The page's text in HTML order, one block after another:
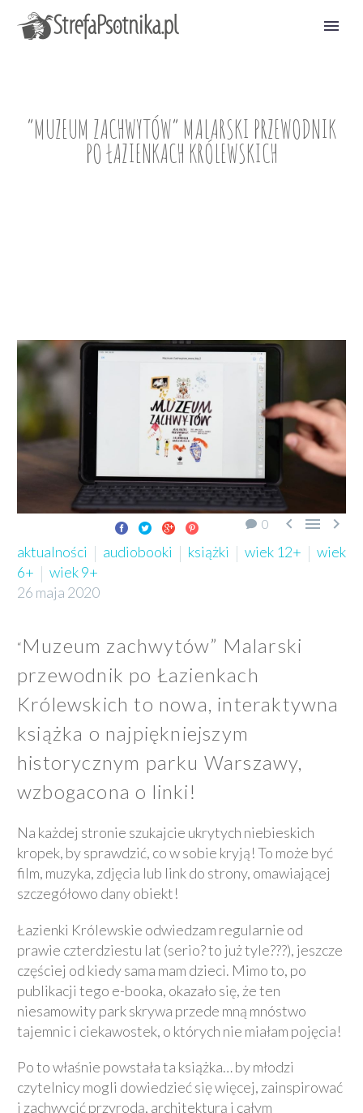
“MUZEUM ZACHWYTÓW” MALARSKI PRZEWODNIK
PO ŁAZIENKACH KRÓLEWSKICH
0   
aktualności audiobooki książki wiek 12+
wiek
6+
wiek 9+
26 maja 2020
“Muzeum zachwytów” Malarski
przewodnik po Łazienkach
Królewskich to nowa, interaktywna
książka o najpiękniejszym
historycznym parku Warszawy,
wzbogacona o linki!
Na każdej stronie szukajcie ukrytych niebieskich
kropek, by sprawdzić, co w sobie kryją! To może być
film, muzyka, zdjęcia lub link do strony, omawiającej
szczegółowo dany obiekt!
Łazienki Królewskie odwiedzam regularnie od
prawie czterdziestu lat (serio? to już tyle???), jeszcze
częściej od kiedy sama mam dzieci. Mimo to, po
publikacji tego e-booka, okazało się, że ten
niesamowity park skrywa przede mną mnóstwo
tajemnic i ciekawostek, o których nie miałam pojęcia!
Po to właśnie powstała ta książka… by młodzi
czytelnicy mogli dowiedzieć się więcej, zainspirować
i zachwycić przyrodą, architekturą i całym